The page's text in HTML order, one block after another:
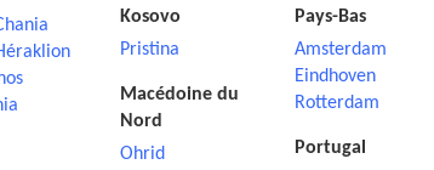
Kosovo
Pristina
Macédoine du
Nord
Ohrid
Pays-Bas
Amsterdam
Eindhoven
Rotterdam
Portugal